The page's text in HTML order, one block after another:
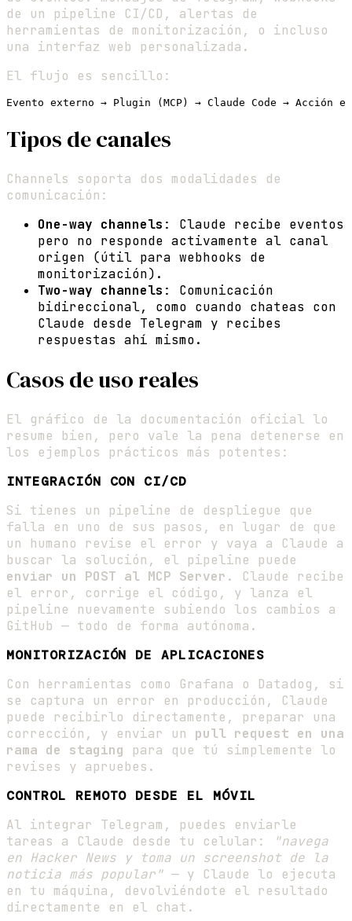
de un pipeline CI/CD, alertas de
herramientas de monitorización, o incluso
una interfaz web personalizada.
El flujo es sencillo:
Tipos de canales
Channels soporta dos modalidades de
comunicación:
One-way channels : Claude recibe eventos
pero no responde activamente al canal
origen (útil para webhooks de
monitorización).
Two-way channels : Comunicación
bidireccional, como cuando chateas con
Claude desde Telegram y recibes
respuestas ahí mismo.
Casos de uso reales
El gráfico de la documentación oficial lo
resume bien, pero vale la pena detenerse en
los ejemplos prácticos más potentes:
INTEGRACIÓN CON CI/CD
Si tienes un pipeline de despliegue que
falla en uno de sus pasos, en lugar de que
un humano revise el error y vaya a Claude a
buscar la solución, el pipeline puede
enviar un POST al MCP Server . Claude recibe
el error, corrige el código, y lanza el
pipeline nuevamente subiendo los cambios a
GitHub — todo de forma autónoma.
MONITORIZACIÓN DE APLICACIONES
Con herramientas como Grafana o Datadog, si
se captura un error en producción, Claude
puede recibirlo directamente, preparar una
corrección, y enviar un pull request en una
rama de staging para que tú simplemente lo
revises y apruebes.
CONTROL REMOTO DESDE EL MÓVIL
Al integrar Telegram, puedes enviarle
tareas a Claude desde tu celular:
"navega
en Hacker News y toma un screenshot de la
noticia más popular" — y Claude lo ejecuta
en tu máquina, devolviéndote el resultado
directamente en el chat.